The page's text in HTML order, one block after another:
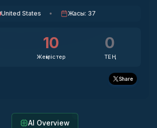
United States • Жасы: 37
10
Жеңілістер
0
ТЕҢ
Share
AI Overview